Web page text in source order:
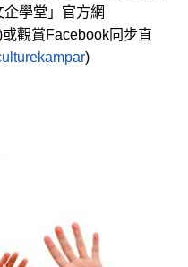
企學堂 」 官方網
或觀賞Facebook同步直
)